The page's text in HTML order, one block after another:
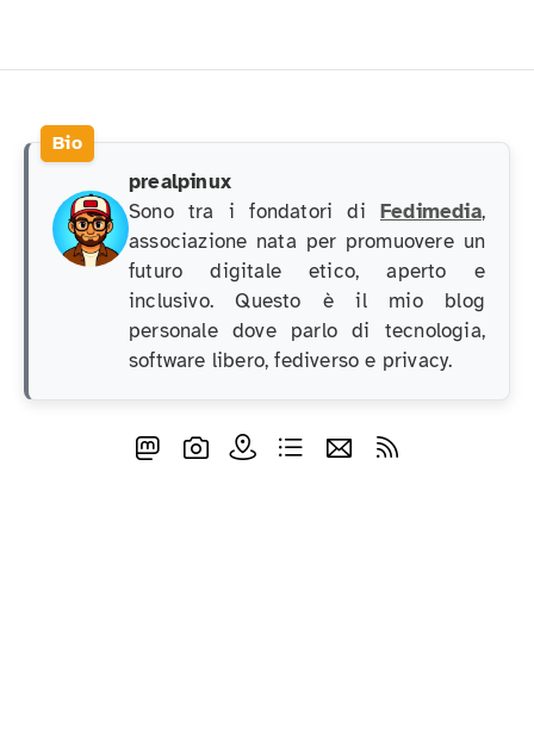
prealpinux
Sono tra i fondatori di Fedimedia,
associazione nata per promuovere un
futuro digitale etico, aperto e
inclusivo. Questo è il mio blog
personale dove parlo di tecnologia,
software libero, fediverso e privacy.